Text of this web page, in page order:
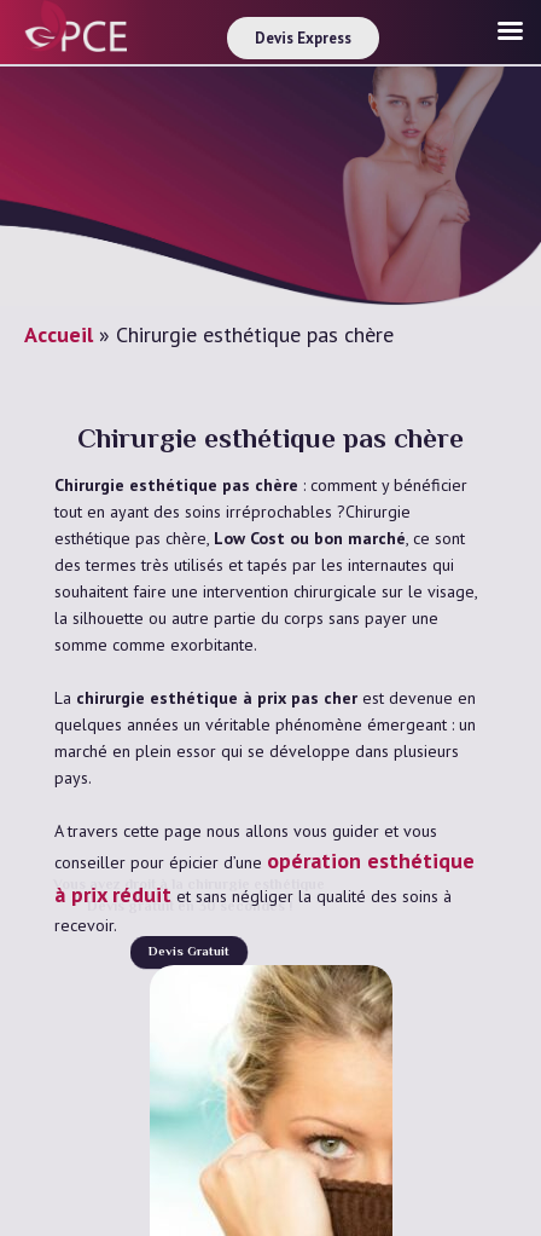
Vous avez droit à la chirurgie esthétique
Devis gratuit en 30 secondes !
Devis Gratuit
Accueil» Chirurgie esthétique pas chère
Chirurgie esthétique pas chère
Chirurgie esthétique pas chère : comment y bénéficier
tout en ayant des soins irréprochables ?Chirurgie
esthétique pas chère, Low Cost ou bon marché, ce sont
des termes très utilisés et tapés par les internautes qui
souhaitent faire une intervention chirurgicale sur le visage,
la silhouette ou autre partie du corps sans payer une
somme comme exorbitante.
La chirurgie esthétique à prix pas cher est devenue en
quelques années un véritable phénomène émergeant : un
marché en plein essor qui se développe dans plusieurs
pays.
A travers cette page nous allons vous guider et vous
conseiller pour épicier d’une opération esthétique
à prix réduit et sans négliger la qualité des soins à
recevoir.
Devis Express